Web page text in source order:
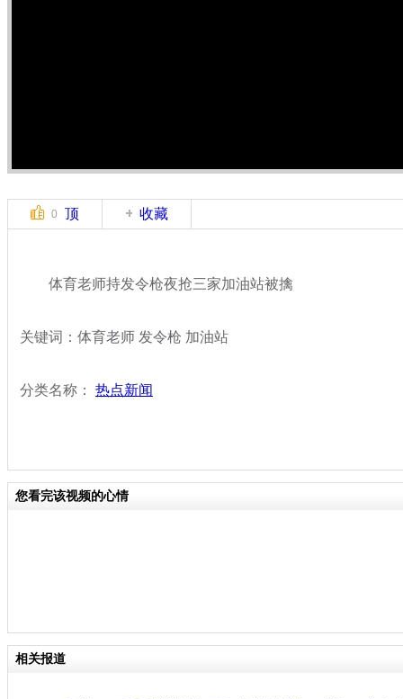
0 顶 收藏
体育老师持发令枪夜抢三家加油站被擒
关键词：体育老师 发令枪 加油站
分类名称： 热点新闻
您看完该视频的心情
相关报道